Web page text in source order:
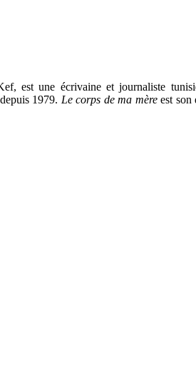
est une écrivaine et journaliste
1979. Le corps de ma mèreest son